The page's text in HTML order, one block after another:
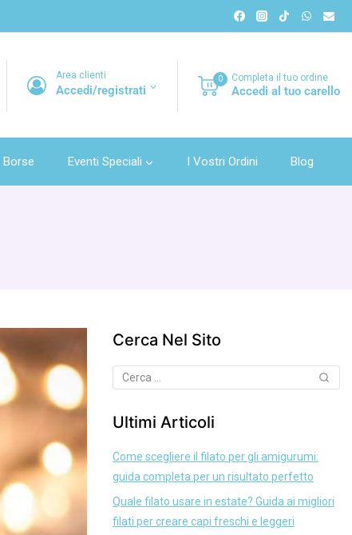
Area clienti
Accedi/registrati
0 Completa il tuo ordine
Accedi al tuo carello
Borse Eventi Speciali I Vostri Ordini Blog
Cerca Nel Sito
Ultimi Articoli
Come scegliere il filato per gli amigurumi:
guida completa per un risultato perfetto
Quale filato usare in estate? Guida ai migliori
filati per creare capi freschi e leggeri